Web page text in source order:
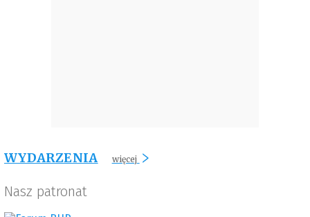
WYDARZENIA więcej
Nasz patronat